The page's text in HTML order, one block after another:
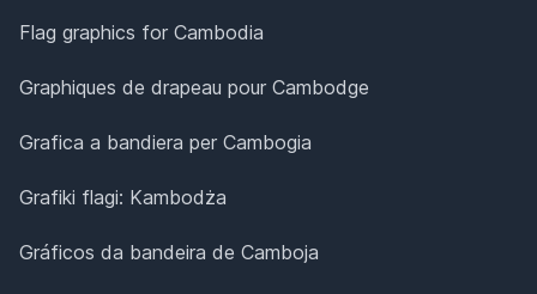
Flag graphics for Cambodia
Graphiques de drapeau pour Cambodge
Grafica a bandiera per Cambogia
Grafiki flagi: Kambodża
Gráficos da bandeira de Camboja